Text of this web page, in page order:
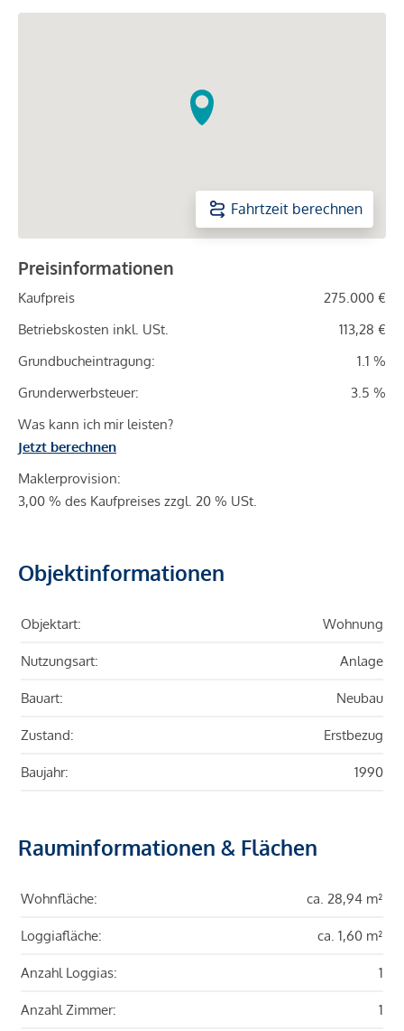
Fahrtzeit berechnen
Preisinformationen
Kaufpreis
275.000 €
Betriebskosten inkl. USt.
113,28 €
Grundbucheintragung:
1.1 %
Grunderwerbsteuer:
3.5 %
Was kann ich mir leisten?
Jetzt berechnen
Maklerprovision:
3,00 % des Kaufpreises zzgl. 20 % USt.
Objektinformationen
Objektart: Wohnung
Nutzungsart: Anlage
Bauart: Neubau
Zustand: Erstbezug
Baujahr: 1990
Rauminformationen & Flächen
Wohnfläche: ca. 28,94 m²
Loggiafläche: ca. 1,60 m²
Anzahl Loggias: 1
Anzahl Zimmer: 1